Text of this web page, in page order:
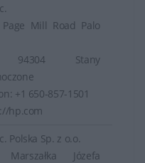
Page Mill Road Palo
94304 Stany
+1 650-857-1501
hp.com
Polska Sp. z o.o.
Marszałka Józefa